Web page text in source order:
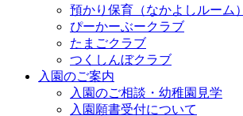
預かり保育（なかよしルーム）
ぴーかーぶークラブ
たまごクラブ
つくしんぼクラブ
入園のご案内
入園のご相談・幼稚園見学
入園願書受付について